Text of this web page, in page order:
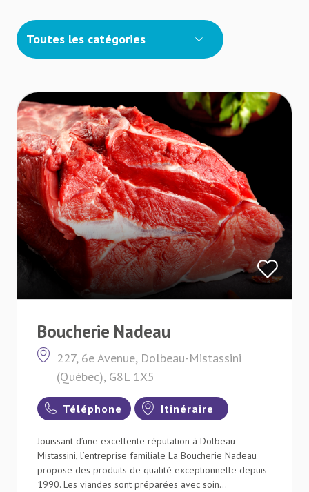
Toutes les catégories
Boucherie Nadeau
227, 6e Avenue, Dolbeau-Mistassini
(Québec), G8L 1X5
Téléphone Itinéraire
Jouissant d’une excellente réputation à Dolbeau-
Mistassini, l’entreprise familiale La Boucherie Nadeau
propose des produits de qualité exceptionnelle depuis
1990. Les viandes sont préparées avec soin...